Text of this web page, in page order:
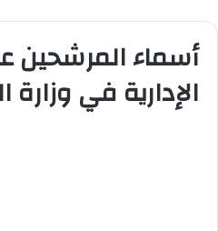
أسماء المرشحين
الإدارية في وزارة